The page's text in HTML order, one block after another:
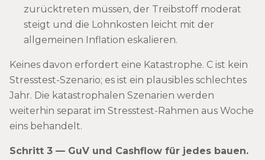
zurücktreten müssen, der Treibstoff moderat
steigt und die Lohnkosten leicht mit der
allgemeinen Inflation eskalieren.
Keines davon erfordert eine Katastrophe. C ist kein
Stresstest-Szenario; es ist ein plausibles schlechtes
Jahr. Die katastrophalen Szenarien werden
weiterhin separat im Stresstest-Rahmen aus Woche
eins behandelt.
Schritt 3 — GuV und Cashflow für jedes bauen.